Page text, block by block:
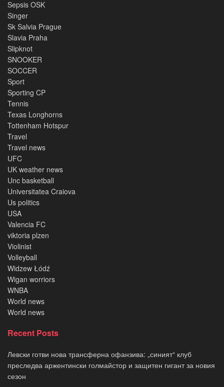
Sepsis OSK
Singer
Sk Salvia Prague
Slavia Praha
Slipknot
SNOOKER
SOCCER
Sport
Sporting CP
Tennis
Texas Longhorns
Tottenham Hotspur
Travel
Travel news
UFC
UK weather news
Unc basketball
Universitatea Craiova
Us politics
USA
Valencia FC
viktoria plzen
Violinist
Volleyball
Widzew Łódź
Wigan worriors
WNBA
World news
World news
Recent Posts
Левски готви нова трансферна офанзива: „синият“ клуб
преследва аржентински голмайстор и защитен гигант за новия
сезон